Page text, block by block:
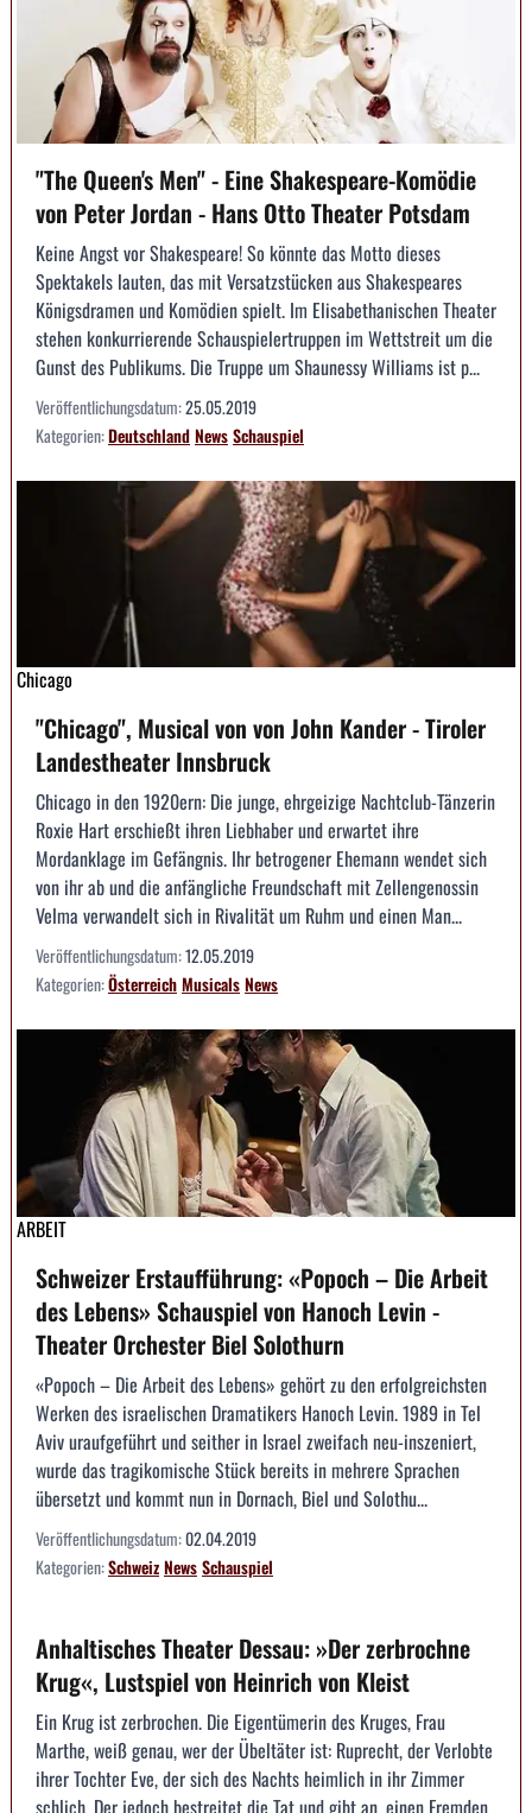
"The Queen's Men" - Eine Shakespeare-Komödie
von Peter Jordan - Hans Otto Theater Potsdam
Keine Angst vor Shakespeare! So könnte das Motto dieses
Spektakels lauten, das mit Versatzstücken aus Shakespeares
Königsdramen und Komödien spielt. Im Elisabethanischen Theater
stehen konkurrierende Schauspielertruppen im Wettstreit um die
Gunst des Publikums. Die Truppe um Shaunessy Williams ist p...
Veröffentlichungsdatum:25.05.2019
Kategorien:DeutschlandNewsSchauspiel
Chicago
"Chicago", Musical von von John Kander - Tiroler
Landestheater Innsbruck
Chicago in den 1920ern: Die junge, ehrgeizige Nachtclub-Tänzerin
Roxie Hart erschießt ihren Liebhaber und erwartet ihre
Mordanklage im Gefängnis. Ihr betrogener Ehemann wendet sich
von ihr ab und die anfängliche Freundschaft mit Zellengenossin
Velma verwandelt sich in Rivalität um Ruhm und einen Man...
Veröffentlichungsdatum:12.05.2019
Kategorien:ÖsterreichMusicalsNews
ARBEIT
Schweizer Erstaufführung: «Popoch – Die Arbeit
des Lebens» Schauspiel von Hanoch Levin -
Theater Orchester Biel Solothurn
«Popoch – Die Arbeit des Lebens» gehört zu den erfolgreichsten
Werken des israelischen Dramatikers Hanoch Levin. 1989 in Tel
Aviv uraufgeführt und seither in Israel zweifach neu-inszeniert,
wurde das tragikomische Stück bereits in mehrere Sprachen
übersetzt und kommt nun in Dornach, Biel und Solothu...
Veröffentlichungsdatum:02.04.2019
Kategorien:SchweizNewsSchauspiel
Anhaltisches Theater Dessau: »Der zerbrochne
Krug«, Lustspiel von Heinrich von Kleist
Ein Krug ist zerbrochen. Die Eigentümerin des Kruges, Frau
Marthe, weiß genau, wer der Übeltäter ist: Ruprecht, der Verlobte
ihrer Tochter Eve, der sich des Nachts heimlich in ihr Zimmer
schlich. Der jedoch bestreitet die Tat und gibt an, einen Fremden